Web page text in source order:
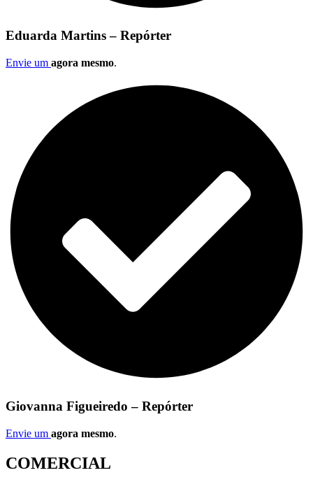
Eduarda Martins – Repórter
Envie um agora mesmo.
Giovanna Figueiredo – Repórter
Envie um agora mesmo.
COMERCIAL